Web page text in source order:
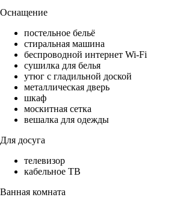
Оснащение
постельное бельё
стиральная машина
беспроводной интернет Wi-Fi
сушилка для белья
утюг с гладильной доской
металлическая дверь
шкаф
москитная сетка
вешалка для одежды
Для досуга
телевизор
кабельное ТВ
Ванная комната